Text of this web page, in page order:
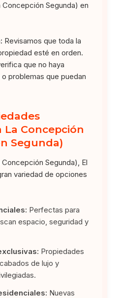
Segunda) en
Revisamos que toda la
esté en orden.
que no haya
problemas que puedan
La Concepción
Segunda)
Segunda), El
variedad de opciones
Perfectas para
espacio, seguridad y
Propiedades
de lujo y
Nuevas